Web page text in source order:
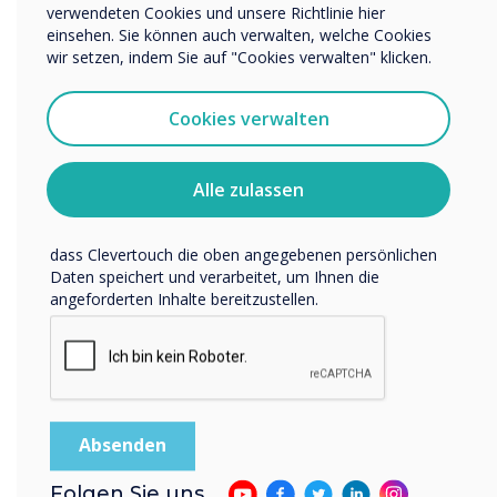
verwendeten Cookies und unsere Richtlinie hier
einsehen. Sie können auch verwalten, welche Cookies
wir setzen, indem Sie auf "Cookies verwalten" klicken.
Cookies verwalten
Alle zulassen
kontaktieren.
Ich bin damit einverstanden, Mitteilungen von
Sie können diese Benachrichtigungen jederzeit
abbestellen. Weitere Informationen zum Abbestellen, zu
unseren Datenschutzverfahren und dazu, wie wir Ihre
Privatsphäre schützen und respektieren, finden Sie in
unserer Datenschutzrichtlinie.
dass Clevertouch die oben angegebenen persönlichen
Daten speichert und verarbeitet, um Ihnen die
angeforderten Inhalte bereitzustellen.